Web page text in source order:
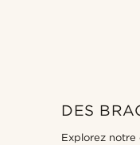
DES
Explorez notre